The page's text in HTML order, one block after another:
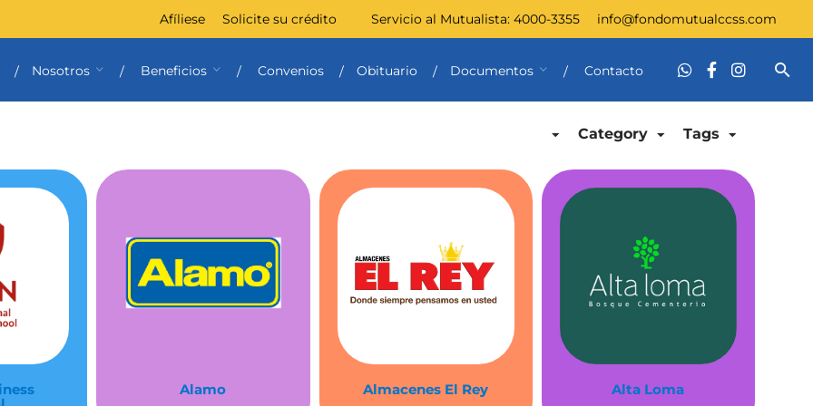
Afíliese Solicite su crédito Servicio al Mutualista: 4000-3355 info@fondomutualccss.com
Nosotros Beneficios Convenios Obituario Documentos Contacto
Category Tags
Alamo Almacenes El Rey Alta Loma